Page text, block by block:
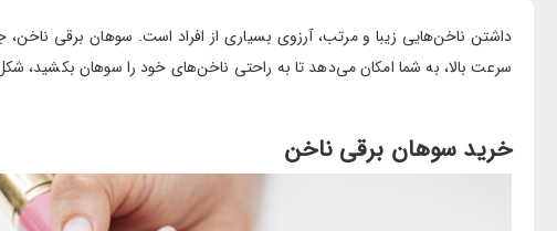
داشتن ناخن‌هایی زیبا و مرتب، آرزوی بسیاری از افراد است. سوهان برقی
سرعت بالا، به شما امکان می‌دهد تا به راحتی ناخن‌های خود را سوهان بکشید،
خرید سوهان برقی ناخن